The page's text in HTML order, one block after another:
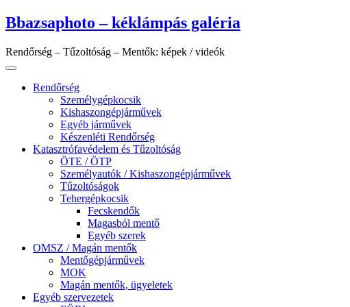
Skip
to
Bbazsaphoto – kéklámpás galéria
Rendőrség – Tűzoltóság – Mentők: képek / videók
Rendőrség
Személygépkocsik
Kishaszongépjárművek
Egyéb járművek
Készenléti Rendőrség
Katasztrófavédelem és Tűzoltóság
ÖTE / ÖTP
Személyautók / Kishaszongépjárművek
Tűzoltóságok
Tehergépkocsik
Fecskendők
Magasból mentő
Egyéb szerek
OMSZ / Magán mentők
Mentőgépjárművek
MOK
Magán mentők, ügyeletek
Egyéb szervezetek